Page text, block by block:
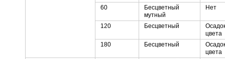
60
Бесцветный
мутный
Нет
120 Бесцветный
цвета
180
Бесцветный
цвета